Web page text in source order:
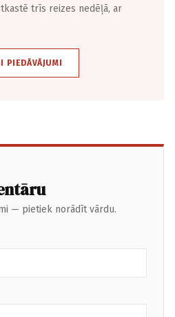
trīs reizes nedēļā, ar
PIEDĀVĀJUMI
— pietiek norādīt vārdu.